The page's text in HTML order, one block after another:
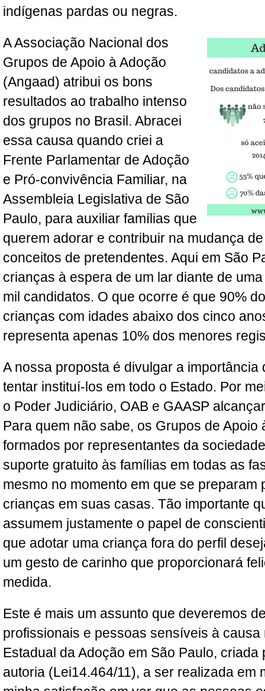
indígenas pardas ou negras.
A Associação Nacional dos
Grupos de Apoio à Adoção
(Angaad) atribui os bons
resultados ao trabalho intenso
dos grupos no Brasil. Abracei
essa causa quando criei a
Frente Parlamentar de Adoção
e Pró-convivência Familiar, na
Assembleia Legislativa de São
Paulo, para auxiliar famílias que
querem adorar e contribuir na mudança
conceitos de pretendentes. Aqui em São
crianças à espera de um lar diante de
mil candidatos. O que ocorre é que 90%
crianças com idades abaixo dos cinco
representa apenas 10% dos menores
A nossa proposta é divulgar a importância
tentar instituí-los em todo o Estado. Por
o Poder Judiciário, OAB e GAASP
Para quem não sabe, os Grupos de Apoio
formados por representantes da
suporte gratuito às famílias em todas as
mesmo no momento em que se preparam
crianças em suas casas. Tão importante
assumem justamente o papel de
que adotar uma criança fora do perfil
um gesto de carinho que proporcionará
medida.
Este é mais um assunto que deveremos
profissionais e pessoas sensíveis à causa
Estadual da Adoção em São Paulo, criada
autoria (Lei14.464/11), a ser realizada em